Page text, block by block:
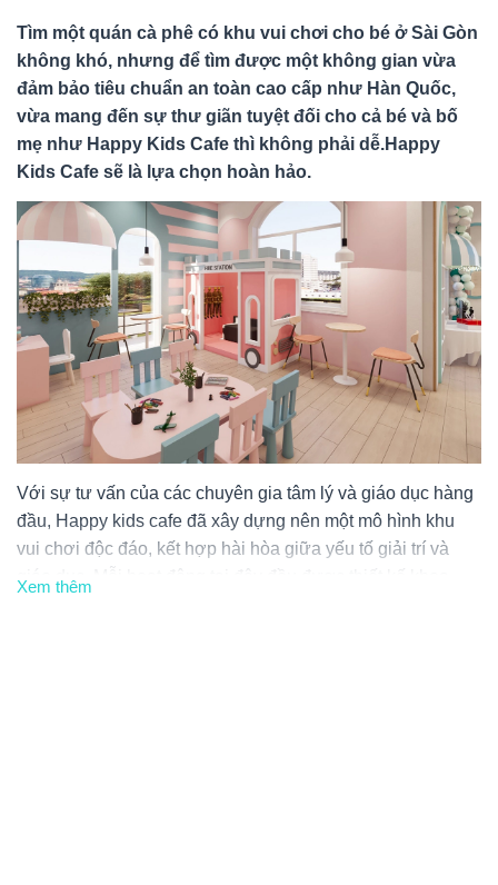
Ban quản lý
04/10/24
Hà Nội, Việt Nam
Happy kids cafe
Tìm một quán cà phê có khu vui chơi cho bé ở Sài Gòn
không khó, nhưng để tìm được một không gian vừa
đảm bảo tiêu chuẩn an toàn cao cấp như Hàn Quốc,
vừa mang đến sự thư giãn tuyệt đối cho cả bé và bố
mẹ như Happy Kids Cafe thì không phải dễ.Happy
Kids Cafe sẽ là lựa chọn hoàn hảo.
Với sự tư vấn của các chuyên gia tâm lý và giáo dục hàng
đầu, Happy kids cafe đã xây dựng nên một mô hình khu
vui chơi độc đáo, kết hợp hài hòa giữa yếu tố giải trí và
giáo dục. Mỗi hoạt động tại đây đều được thiết kế khoa
Xem thêm